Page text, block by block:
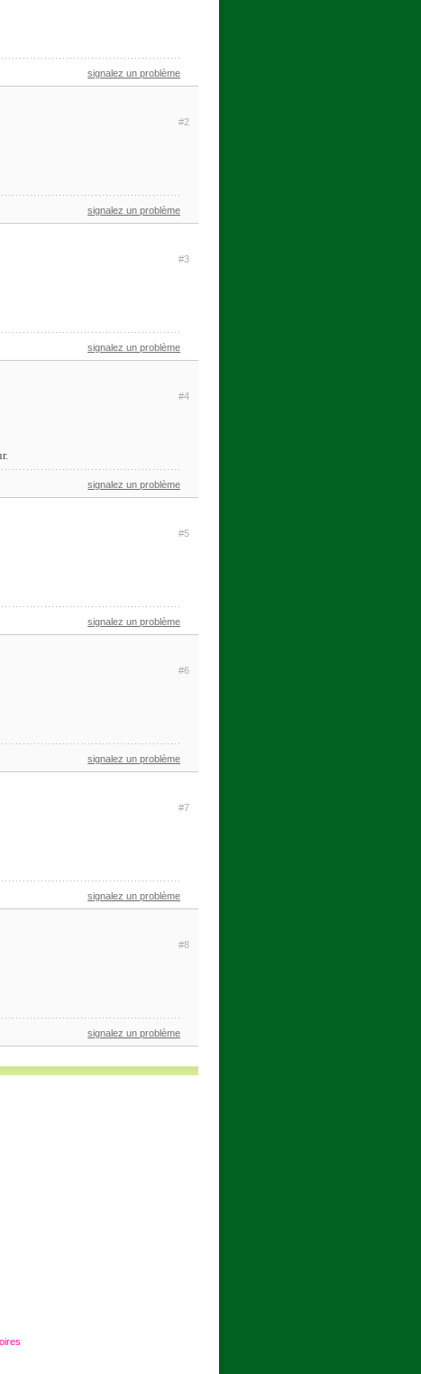
signalez un problème
#2
signalez un problème
#3
signalez un problème
#4
signalez un problème
#5
signalez un problème
#6
signalez un problème
#7
signalez un problème
#8
signalez un problème